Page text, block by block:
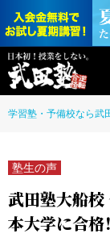
学習塾・予備校なら武
塾生の声
武田塾大船校
本大学に合格！